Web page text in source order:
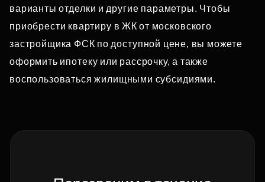
варианты отделки и другие параметры. Чтобы
приобрести квартиру в ЖК от московского
застройщика ФСК по доступной цене, вы можете
оформить ипотеку или рассрочку, а также
воспользоваться жилищными субсидиями.